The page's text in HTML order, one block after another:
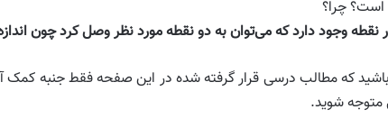
است؟ چرا؟
که مطالب درسی قرار گرفته شده در این صفحه فقط جنبه کمک
متوجه شوید.